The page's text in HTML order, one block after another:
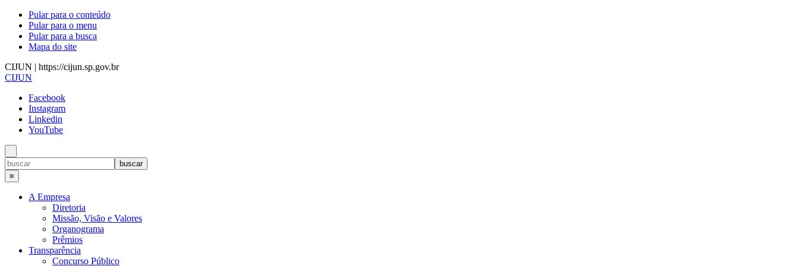
Pular para o conteúdo
Pular para o menu
Pular para a busca
Mapa do site
CIJUN | https://cijun.sp.gov.br
CIJUN
Facebook
Instagram
Linkedin
YouTube
≡
A Empresa
Diretoria
Missão, Visão e Valores
Organograma
Prêmios
Transparência
Concurso Público